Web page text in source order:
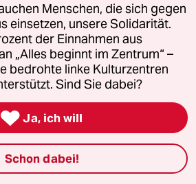
armen gesellschaft leben wir,
nur noch ein hobby sein kann???
vielleicht nochmal etwas
und umformulieren, so dass es
Halbwissende mehr verstehen.
hier einige Kommentare zu Ihrem
Menschen, die sich gegen
einsetzen, unsere Solidarität.
der Einnahmen aus
„Alles beginnt im Zentrum“ –
bedrohte linke Kulturzentren
Sind Sie dabei?
 Ja, ich will
Schon dabei!